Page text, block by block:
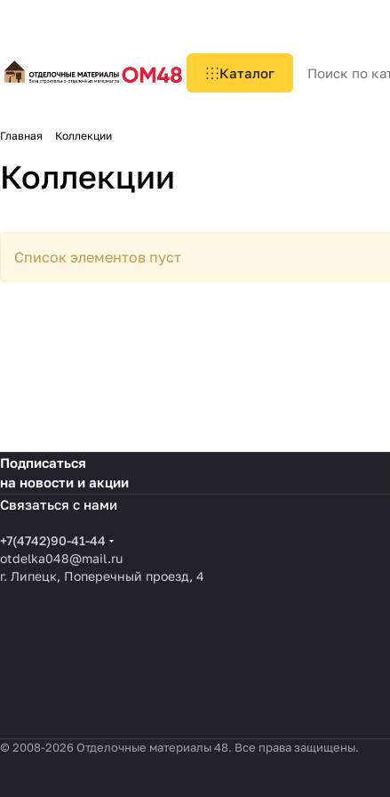
Каталог
Главная Коллекции
Коллекции
Список элементов пуст
Подписаться
на новости и акции
Связаться с нами
+7(4742)90-41-44
otdelka048@mail.ru
г. Липецк, Поперечный проезд, 4
© 2008-2026 Отделочные материалы 48. Все права защищены.